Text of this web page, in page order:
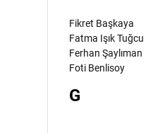
Fikret Başkaya
Fatma Işık Tuğcu
Ferhan Şaylıman
Foti Benlisoy
G